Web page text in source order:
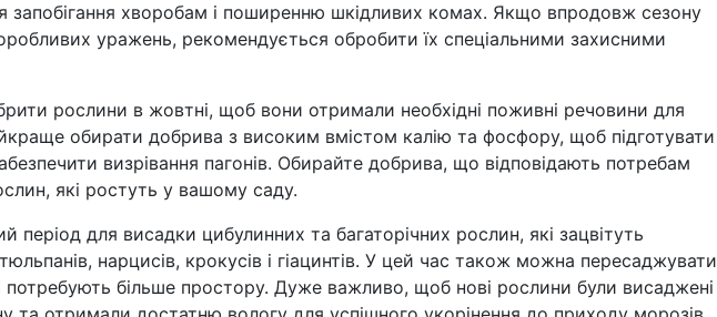
хворобам і поширенню шкідливих комах. Якщо впродовж сезону
уражень, рекомендується обробити їх спеціальними захисними
рослини в жовтні, щоб вони отримали необхідні поживні речовини для
обирати добрива з високим вмістом калію та фосфору, щоб підготувати
визрівання пагонів. Обирайте добрива, що відповідають потребам
які ростуть у вашому саду.
період для висадки цибулинних та багаторічних рослин, які зацвітуть
нарцисів, крокусів і гіацинтів. У цей час також можна пересаджувати
потребують більше простору. Дуже важливо, щоб нові рослини були висаджені